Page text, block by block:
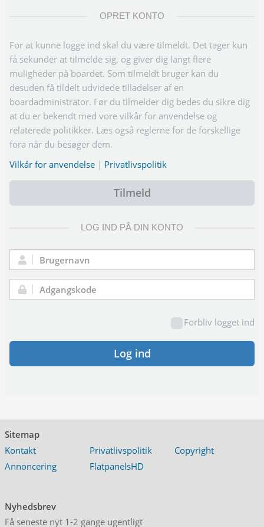
OPRET KONTO
For at kunne logge ind skal du være tilmeldt. Det tager kun
få sekunder at tilmelde sig, og giver dig langt flere
muligheder på boardet. Som tilmeldt bruger kan du
desuden få tildelt udvidede tilladelser af en
boardadministrator. Før du tilmelder dig bedes du sikre dig
at du er bekendt med vore vilkår for anvendelse og
relaterede politikker. Læs også reglerne for de forskellige
fora når du besøger dem.
Vilkår for anvendelse | Privatlivspolitik
Tilmeld
LOG IND PÅ DIN KONTO
Brugernavn:
Adgangskode:
Forbliv logget ind
Log ind
Sitemap
Kontakt
Privatlivspolitik
Copyright
Annoncering
FlatpanelsHD
Nyhedsbrev
Få seneste nyt 1-2 gange ugentligt